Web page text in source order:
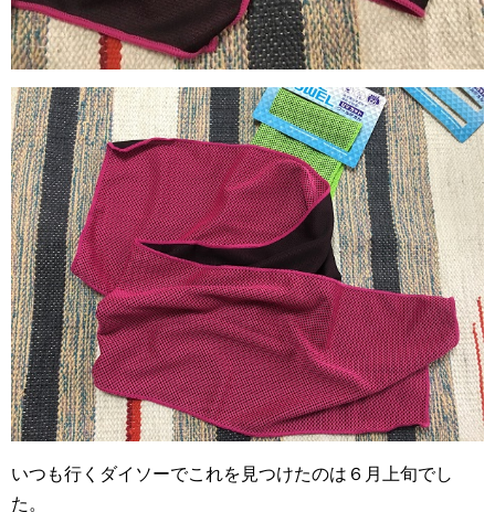
いつも行くダイソーでこれを見つけたのは６月上旬でし
た。